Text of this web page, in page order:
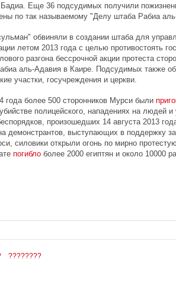
Еще 36 подсудимых получили
по так называемому "Делу штаба Рабиа
обвиняли в создании штаба для
летом 2013 года с целью противостоять
разгона бессрочной акции протеста
аль-Адавия в Каире. Подсудимых также
участки, госучреждения и церкви.
года более 500 сторонников Мурси были
полицейского, нападениях на людей и
произошедших 14 августа 2013
демонстрантов, выступающих в поддержку
силовики открыли огонь по мирно
погиблоболее 2000 египтян и около 10000
????????